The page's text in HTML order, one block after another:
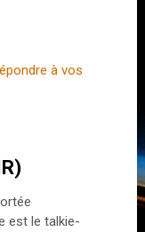
à vos
est le talkie-